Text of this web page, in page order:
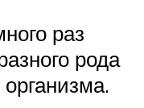
раз
рода